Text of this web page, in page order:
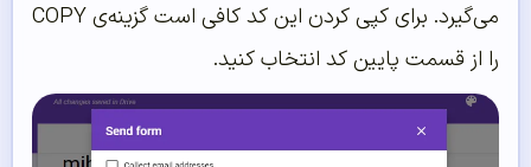
می‌گیرد. برای کپی کردن این کد کافی است گزینه‌ی COPY
را از قسمت پایین کد انتخاب کنید.